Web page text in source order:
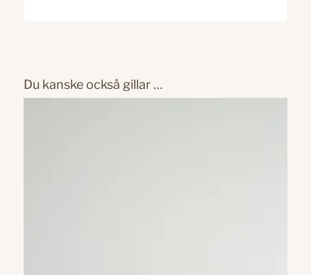
Du kanske också gillar …